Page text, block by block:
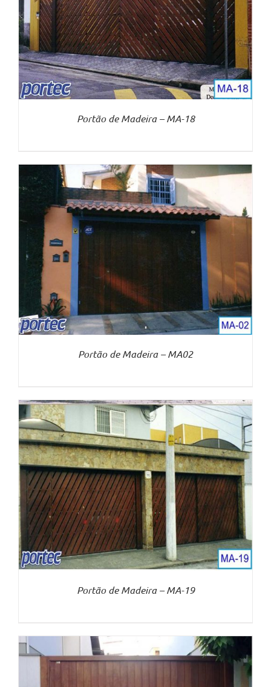
Portão de Madeira – MA-18
Portão de Madeira – MA02
Portão de Madeira – MA-19